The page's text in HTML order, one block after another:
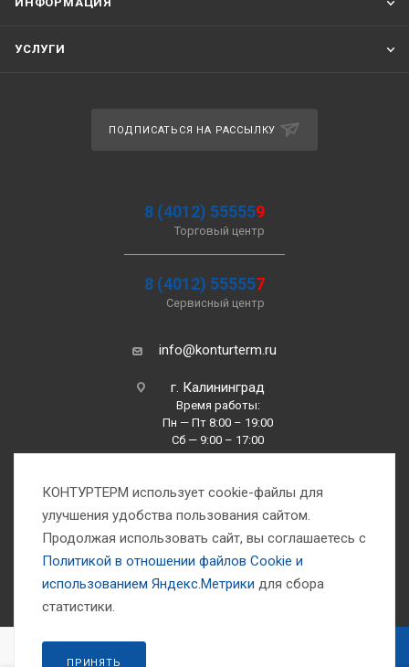
УСЛУГИ
ПОДПИСАТЬСЯ НА РАССЫЛКУ
8 (4012) 555559
Торговый центр
8 (4012) 555557
Сервисный центр
info@konturterm.ru
г. Калининград
Время работы:
Пн — Пт 8:00 – 19:00
Сб — 9:00 – 17:00
Вс —10:00 – 16:00
1993-2026 © Компания «Контуртерм» — инженерно-торговый центр
КОНТУРТЕРМ использует cookie-файлы для
улучшения удобства пользования сайтом.
Продолжая использовать сайт, вы соглашаетесь с
Политикой в отношении файлов Сookie и
использованием Яндекс.Метрики для сбора
статистики.
ПРИНЯТЬ